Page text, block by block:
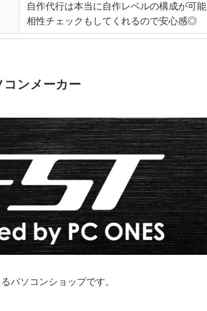
自作代行は本当に自作レベルの構成が可能
相性チェックもしてくれるので安心感◎
コンメーカー
パソコンショップです。